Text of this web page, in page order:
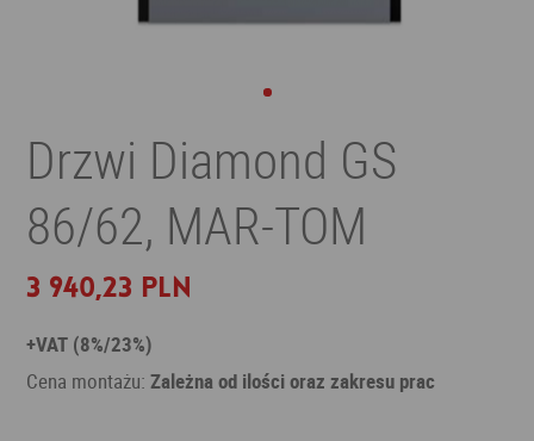
Drzwi Diamond GS
86/62, MAR-TOM
3 940,23 PLN
+VAT (8%/23%)
Cena montażu:Zależna od ilości oraz zakresu prac